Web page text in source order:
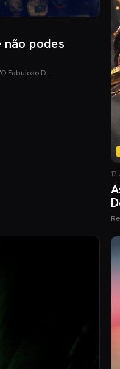
não podes
Fabuloso D…